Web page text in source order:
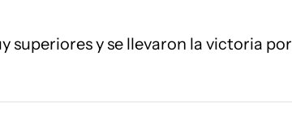
superiores y se llevaron la victoria por